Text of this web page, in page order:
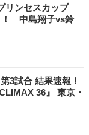
リンセスカップ
！ 中島翔子vs鈴
3試合 結果速報！
36』 東京・